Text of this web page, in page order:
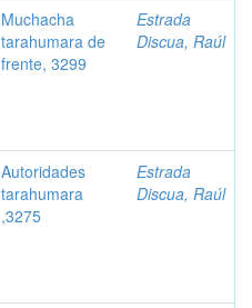
Muchacha
tarahumara de
frente, 3299
Estrada
Discua, Raúl
Autoridades
tarahumara
,3275
Estrada
Discua, Raúl